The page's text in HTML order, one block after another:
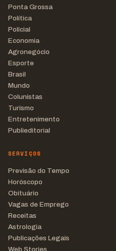
Ponta Grossa
Política
Policial
Economia
Agronegócio
Esporte
Brasil
Mundo
Colunistas
Turismo
Entretenimento
Publieditorial
SERVIÇOS
Previsão do Tempo
Horóscopo
Obituário
Vagas de Emprego
Receitas
Astrologia
Publicações Legais
Web Stories